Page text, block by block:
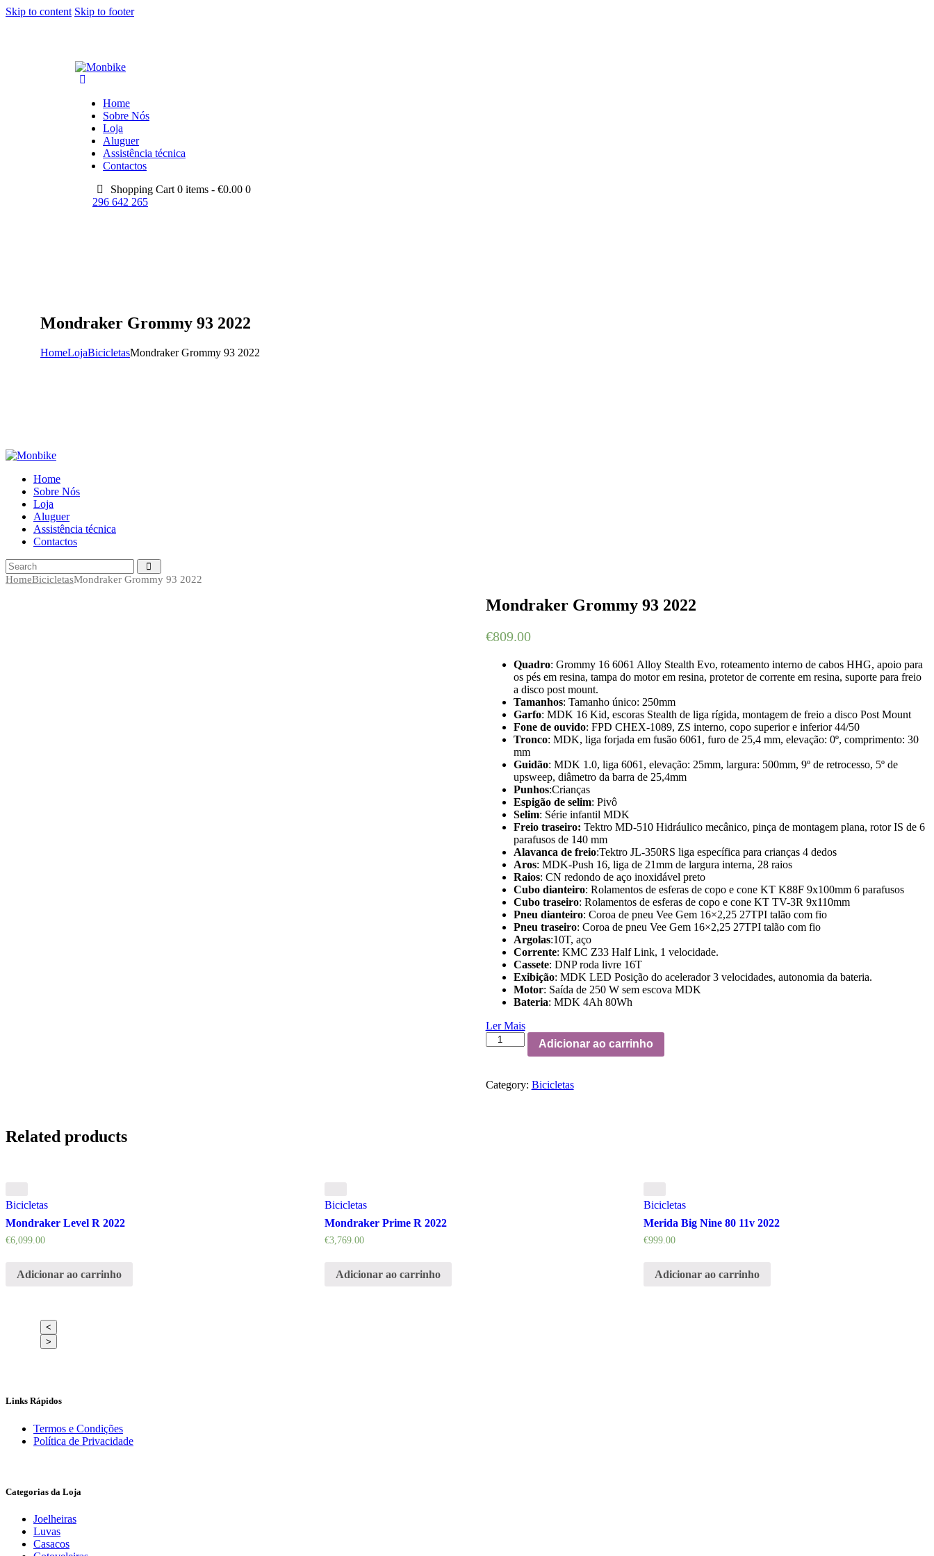
Skip to content Skip to footer
Home
Sobre Nós
Loja
Aluguer
Assistência técnica
Contactos
Shopping Cart 0 items -€0.00 0
296 642 265
Mondraker Grommy 93 2022
HomeLojaBicicletasMondraker Grommy 93 2022
Home
Sobre Nós
Loja
Aluguer
Assistência técnica
Contactos
HomeBicicletasMondraker Grommy 93 2022
Mondraker Grommy 93 2022
€809.00
Quadro: Grommy 16 6061 Alloy Stealth Evo, roteamento interno de cabos HHG, apoio para
os pés em resina, tampa do motor em resina, protetor de corrente em resina, suporte para freio
a disco post mount.
Tamanhos: Tamanho único: 250mm
Garfo: MDK 16 Kid, escoras Stealth de liga rígida, montagem de freio a disco Post Mount
Fone de ouvido: FPD CHEX-1089, ZS interno, copo superior e inferior 44/50
Tronco: MDK, liga forjada em fusão 6061, furo de 25,4 mm, elevação: 0º, comprimento: 30
mm
Guidão: MDK 1.0, liga 6061, elevação: 25mm, largura: 500mm, 9º de retrocesso, 5º de
upsweep, diâmetro da barra de 25,4mm
Punhos:Crianças
Espigão de selim: Pivô
Selim: Série infantil MDK
Freio traseiro: Tektro MD-510 Hidráulico mecânico, pinça de montagem plana, rotor IS de 6
parafusos de 140 mm
Alavanca de freio:Tektro JL-350RS liga específica para crianças 4 dedos
Aros: MDK-Push 16, liga de 21mm de largura interna, 28 raios
Raios: CN redondo de aço inoxidável preto
Cubo dianteiro: Rolamentos de esferas de copo e cone KT K88F 9x100mm 6 parafusos
Cubo traseiro: Rolamentos de esferas de copo e cone KT TV-3R 9x110mm
Pneu dianteiro: Coroa de pneu Vee Gem 16×2,25 27TPI talão com fio
Pneu traseiro: Coroa de pneu Vee Gem 16×2,25 27TPI talão com fio
Argolas:10T, aço
Corrente: KMC Z33 Half Link, 1 velocidade.
Cassete: DNP roda livre 16T
Exibição: MDK LED Posição do acelerador 3 velocidades, autonomia da bateria.
Motor: Saída de 250 W sem escova MDK
Bateria: MDK 4Ah 80Wh
Ler Mais
Mondraker
Grommy
quantity
Adicionar ao carrinho
Category: Bicicletas
Related products
Bicicletas
Mondraker Level R 2022
€6,099.00
Adicionar ao carrinho
Bicicletas
Mondraker Prime R 2022
€3,769.00
Adicionar ao carrinho
Bicicletas
Merida Big Nine 80 11v 2022
€999.00
Adicionar ao carrinho
<
>
Links Rápidos
Termos e Condições
Política de Privacidade
Categorias da Loja
Joelheiras
Luvas
Casacos